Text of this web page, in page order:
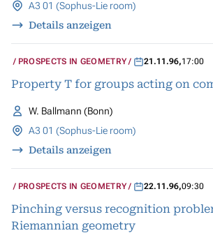
A3 01 (Sophus-Lie room)
Details anzeigen
PROSPECTS IN GEOMETRY 21.11.96,17:00
Property T for groups acting on
W. Ballmann (Bonn)
A3 01 (Sophus-Lie room)
Details anzeigen
PROSPECTS IN GEOMETRY 22.11.96,09:30
Pinching versus recognition
Riemannian geometry